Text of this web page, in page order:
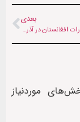
بعدی
۱۶۶ میلیون دلار صادرات افغانستان در آذر ماه
موردنیاز